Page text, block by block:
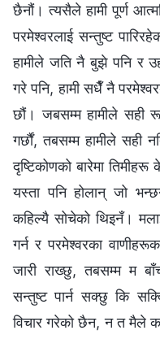
छैनौं। त्यसैले हामी पूर्ण
परमेश्‍वरलाई सन्तुष्ट
हामीले जति नै बुझे पनि र
गरे पनि, हामी सधैँ नै
छौं। जबसम्म हामीले सही
गर्छौं, तबसम्म हामीले सही
दृष्टिकोणको बारेमा
यस्ता पनि होलान् जो
कहिल्यै सोचेको थिइनँ।
गर्न र परमेश्‍वरका
जारी राख्छु, तबसम्म म
सन्तुष्ट पार्न सक्छु कि
विचार गरेको छैन, न त मैले